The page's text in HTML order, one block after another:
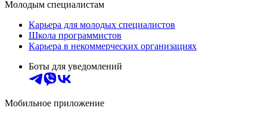
Молодым специалистам
Карьера для молодых специалистов
Школа программистов
Карьера в некоммерческих организациях
Боты для уведомлений
Мобильное приложение